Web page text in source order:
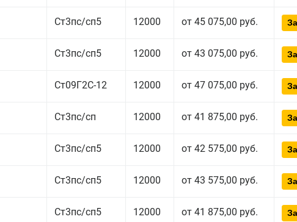
Ст3пс/сп5 12000 от 45 075,00 руб.
Ст3пс/сп5 12000 от 43 075,00 руб.
Ст09Г2С-12 12000 от 47 075,00 руб.
Ст3пс/сп 12000 от 41 875,00 руб.
Ст3пс/сп5 12000 от 42 575,00 руб.
Ст3пс/сп5 12000 от 43 575,00 руб.
Ст3пс/сп5 12000 от 41 875,00 руб.